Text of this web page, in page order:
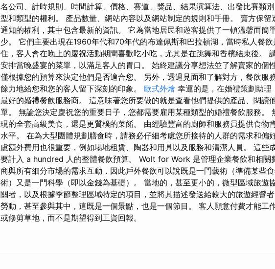
名公司、計時規則、時間計算、價格、賽道、獎品、結果演算法、出發比賽類
型和類型的權利。 產品數量、網站內容以及網站制定的規則和手冊。 賣方保留
通知的權利，其中包含最新的資訊。 它為當地居民和遊客提供了一頓溫馨而簡
少。 它們主要出現在1960年代和70年代的布達佩斯和巴拉頓湖，當時私人餐
住，客人會在晚上的慶祝活動期間喜歡吃小吃，尤其是在跳舞和香檳結束後。
安排當晚盛宴的菜單，以滿足客人的胃口。 始終建議分享想法並了解賣家的個
僅根據您的預算來決定他們是否適合您。 另外，透過見面和了解對方，餐飲服
餘力地給您和您的客人留下深刻的印象。 歐式外燴 幸運的是，在婚禮策劃助理
最好的婚禮餐飲服務商。 這意味著您所要做的就是查看他們提供的產品、閱讀
單。 無論您決定慶祝您的重要日子，您都需要雇用某種類型的婚禮餐飲服務。
現的全套高級美食，還是更質樸的菜餚。 由經驗豐富的廚師和服務員提供食物
水平。 在為大型團體規劃膳食時，請務必仔細考慮您所接待的人群的需求和偏
慮額外費用也很重要，例如場地租賃、陶器和用具以及服務和清潔人員。 這些
要計入 a hundred 人的整體餐飲預算。 Wolt for Work 是管理企業餐飲和相關
商與所有細分市場的需求互動，因此戶外餐飲可以說既是一門藝術（準備某些
術）又是一門科學（即以金錢為基礎）。 當地的，甚至更小的，微型區域旅遊
關者，以及根據季節整理區域特定的項目，並將其描述發送給較大的旅遊經營
勞動，甚至參與其中，這既是一個景點，也是一個節目。 客人願意付費才能工
或修剪草地，而不是期望得到工資回報。